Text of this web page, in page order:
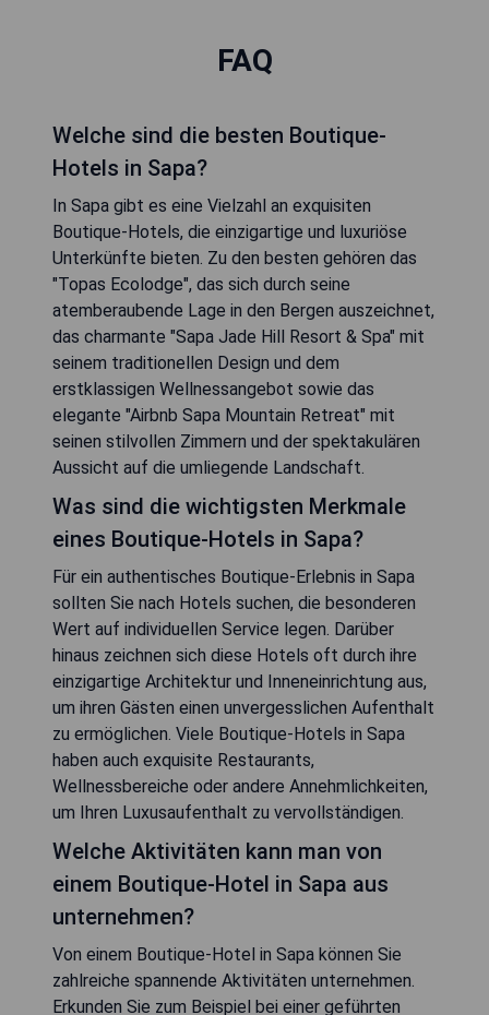
FAQ
Welche sind die besten Boutique-
Hotels in Sapa?
In Sapa gibt es eine Vielzahl an exquisiten
Boutique-Hotels, die einzigartige und luxuriöse
Unterkünfte bieten. Zu den besten gehören das
"Topas Ecolodge", das sich durch seine
atemberaubende Lage in den Bergen auszeichnet,
das charmante "Sapa Jade Hill Resort & Spa" mit
seinem traditionellen Design und dem
erstklassigen Wellnessangebot sowie das
elegante "Airbnb Sapa Mountain Retreat" mit
seinen stilvollen Zimmern und der spektakulären
Aussicht auf die umliegende Landschaft.
Was sind die wichtigsten Merkmale
eines Boutique-Hotels in Sapa?
Für ein authentisches Boutique-Erlebnis in Sapa
sollten Sie nach Hotels suchen, die besonderen
Wert auf individuellen Service legen. Darüber
hinaus zeichnen sich diese Hotels oft durch ihre
einzigartige Architektur und Inneneinrichtung aus,
um ihren Gästen einen unvergesslichen Aufenthalt
zu ermöglichen. Viele Boutique-Hotels in Sapa
haben auch exquisite Restaurants,
Wellnessbereiche oder andere Annehmlichkeiten,
um Ihren Luxusaufenthalt zu vervollständigen.
Welche Aktivitäten kann man von
einem Boutique-Hotel in Sapa aus
unternehmen?
Von einem Boutique-Hotel in Sapa können Sie
zahlreiche spannende Aktivitäten unternehmen.
Erkunden Sie zum Beispiel bei einer geführten